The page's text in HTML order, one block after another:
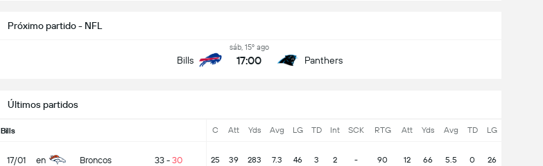
Próximo partido - NFL
Bills
sáb, 15º ago
17:00 Panthers
Últimos partidos
Bills C Att Yds Avg LG TD Int SCK RTG Att Yds Avg TD LG
17/01 en Broncos 33 - 30 25 39 283 7.3 46 3 2 - 90 12 66 5.5 0 26